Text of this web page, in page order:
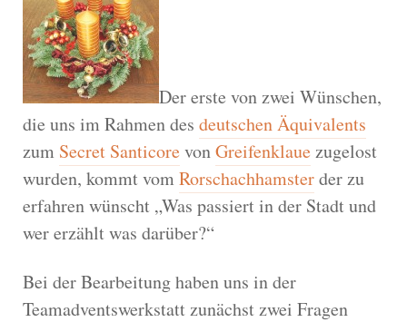
Der erste von zwei Wünschen,
die uns im Rahmen des deutschen Äquivalents
zum Secret SanticorevonGreifenklauezugelost
wurden, kommt vomRorschachhamsterder zu
erfahren wünscht „Was passiert in der Stadt und
wer erzählt was darüber?“
Bei der Bearbeitung haben uns in der
Teamadventswerkstatt zunächst zwei Fragen